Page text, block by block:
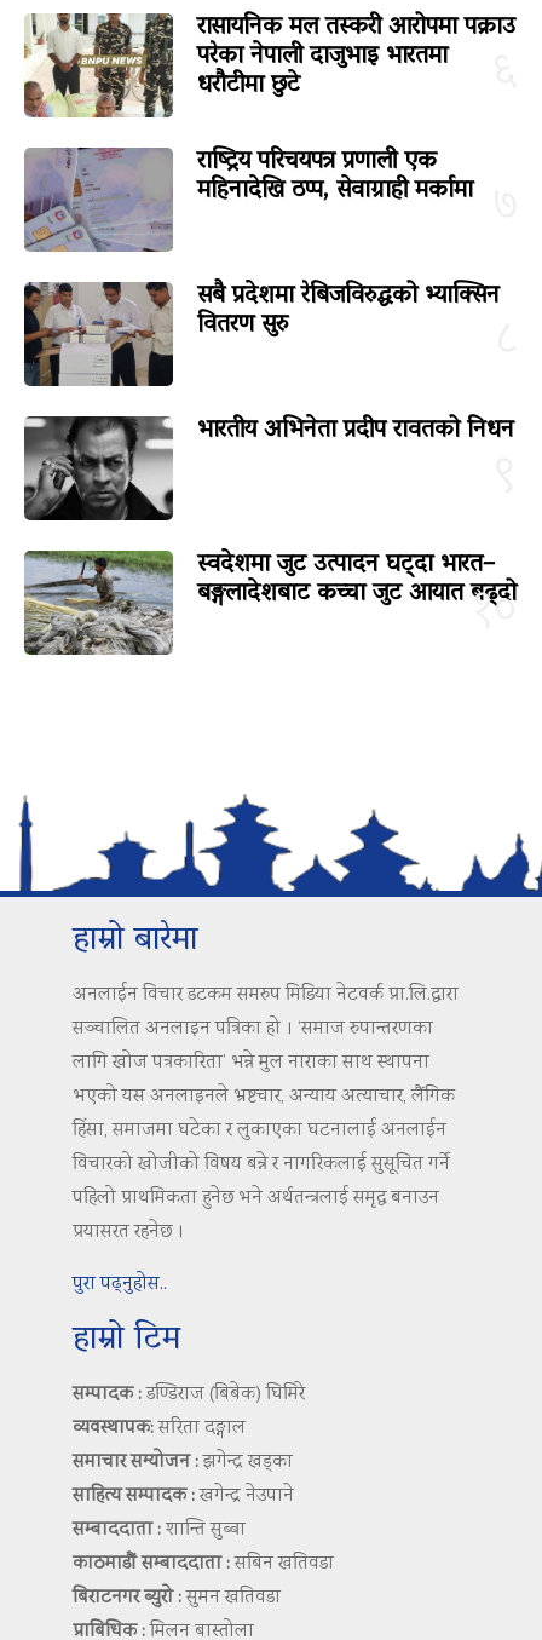
रासायनिक मल तस्करी आरोपमा पक्राउ
परेका नेपाली दाजुभाइ भारतमा
धरौटीमा छुटे
राष्ट्रिय परिचयपत्र प्रणाली एक
महिनादेखि ठप्प, सेवाग्राही मर्कामा
सबै प्रदेशमा रेबिजविरुद्धको भ्याक्सिन
वितरण सुरु
भारतीय अभिनेता प्रदीप रावतको निधन
१०
स्वदेशमा जुट उत्पादन घट्दा भारत–
बङ्गलादेशबाट कच्चा जुट आयात बढ्दो
हाम्रो बारेमा
अनलाईन विचार डटकम समरुप मिडिया नेटवर्क प्रा.लि.द्वारा
सञ्चालित अनलाइन पत्रिका हो । ‘समाज रुपान्तरणका
लागि खोज पत्रकारिता’ भन्ने मुल नाराका साथ स्थापना
भएको यस अनलाइनले भ्रष्टचार, अन्याय अत्याचार, लैंगिक
हिंसा, समाजमा घटेका र लुकाएका घटनालाई अनलाईन
विचारको खोजीको विषय बन्ने र नागरिकलाई सुसूचित गर्ने
पहिलो प्राथमिकता हुनेछ भने अर्थतन्त्रलाई समृद्ध बनाउन
प्रयासरत रहनेछ ।
पुरा पढ्नुहोस..
हाम्रो टिम
सम्पादक :डण्डिराज (बिबेक) घिमिरे
व्यवस्थापक:सरिता दङ्गाल
समाचार सम्योजन :झगेन्द्र खड्का
साहित्य सम्पादक :खगेन्द्र नेउपाने
सम्बाददाता :शान्ति सुब्बा
काठमाडौं सम्बाददाता :सबिन खतिवडा
बिराटनगर ब्युरो :सुमन खतिवडा
प्राबिधिक :मिलन बास्तोला